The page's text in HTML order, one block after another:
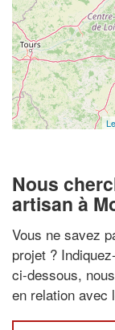
Nous
artisan à
Vous ne savez
projet ?
ci-dessous,
en relation avec